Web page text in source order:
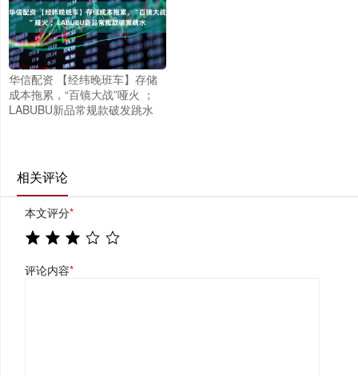
华信配资 【经纬晚班车】存储
成本拖累，“百镜大战”哑火 ；
LABUBU新品常规款破发跳水
相关评论
本文评分*
评论内容*